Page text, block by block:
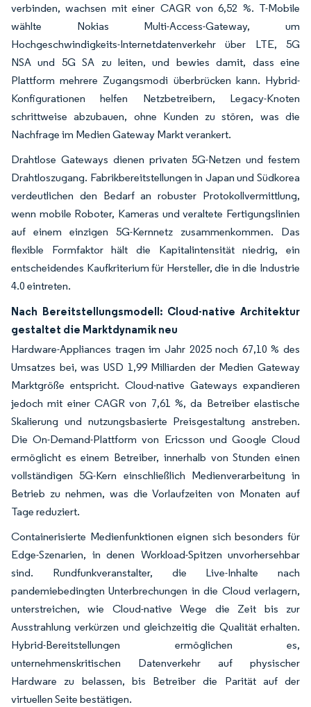
verbinden, wachsen mit einer CAGR von 6,52 %. T-Mobile
wählte Nokias Multi-Access-Gateway, um
Hochgeschwindigkeits-Internetdatenverkehr über LTE, 5G
NSA und 5G SA zu leiten, und bewies damit, dass eine
Plattform mehrere Zugangsmodi überbrücken kann. Hybrid-
Konfigurationen helfen Netzbetreibern, Legacy-Knoten
schrittweise abzubauen, ohne Kunden zu stören, was die
Nachfrage im Medien Gateway Markt verankert.
Drahtlose Gateways dienen privaten 5G-Netzen und festem
Drahtloszugang. Fabrikbereitstellungen in Japan und Südkorea
verdeutlichen den Bedarf an robuster Protokollvermittlung,
wenn mobile Roboter, Kameras und veraltete Fertigungslinien
auf einem einzigen 5G-Kernnetz zusammenkommen. Das
flexible Formfaktor hält die Kapitalintensität niedrig, ein
entscheidendes Kaufkriterium für Hersteller, die in die Industrie
4.0 eintreten.
Nach Bereitstellungsmodell: Cloud-native Architektur
gestaltet die Marktdynamik neu
Hardware-Appliances tragen im Jahr 2025 noch 67,10 % des
Umsatzes bei, was USD 1,99 Milliarden der Medien Gateway
Marktgröße entspricht. Cloud-native Gateways expandieren
jedoch mit einer CAGR von 7,61 %, da Betreiber elastische
Skalierung und nutzungsbasierte Preisgestaltung anstreben.
Die On-Demand-Plattform von Ericsson und Google Cloud
ermöglicht es einem Betreiber, innerhalb von Stunden einen
vollständigen 5G-Kern einschließlich Medienverarbeitung in
Betrieb zu nehmen, was die Vorlaufzeiten von Monaten auf
Tage reduziert.
Containerisierte Medienfunktionen eignen sich besonders für
Edge-Szenarien, in denen Workload-Spitzen unvorhersehbar
sind. Rundfunkveranstalter, die Live-Inhalte nach
pandemiebedingten Unterbrechungen in die Cloud verlagern,
unterstreichen, wie Cloud-native Wege die Zeit bis zur
Ausstrahlung verkürzen und gleichzeitig die Qualität erhalten.
Hybrid-Bereitstellungen ermöglichen es,
unternehmenskritischen Datenverkehr auf physischer
Hardware zu belassen, bis Betreiber die Parität auf der
virtuellen Seite bestätigen.